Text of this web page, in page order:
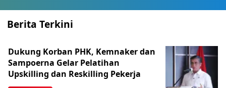
Berita Terkini
Dukung Korban PHK, Kemnaker dan
Sampoerna Gelar Pelatihan
Upskilling dan Reskilling Pekerja